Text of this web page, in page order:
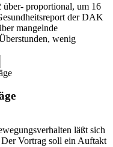
über- proportional, um 16
der DAK
mangelnde
wenig
läßt sich
Vortrag soll ein Auftakt